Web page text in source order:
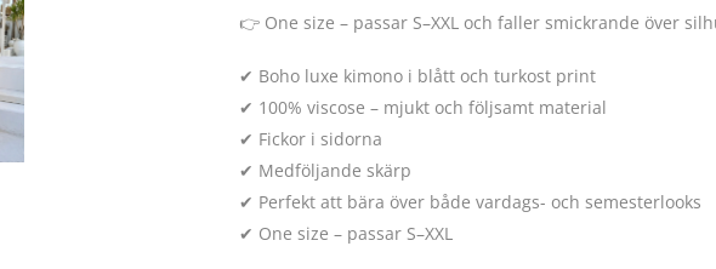
👉 One size – passar S–XXL och faller smickrande över
✔ Boho luxe kimono i blått och turkost print
✔ 100% viscose – mjukt och följsamt material
✔ Fickor i sidorna
✔ Medföljande skärp
✔ Perfekt att bära över både vardags- och semesterlooks
✔ One size – passar S–XXL